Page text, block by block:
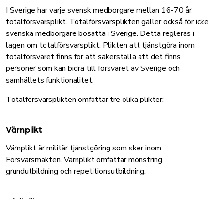
I Sverige har varje svensk medborgare mellan 16-70 år
totalförsvarsplikt. Totalförsvarsplikten gäller också för icke
svenska medborgare bosatta i Sverige. Detta regleras i
lagen om totalförsvarsplikt. Plikten att tjänstgöra inom
totalförsvaret finns för att säkerställa att det finns
personer som kan bidra till försvaret av Sverige och
samhällets funktionalitet.
Totalförsvarsplikten omfattar tre olika plikter:
Värnplikt
Värnplikt är militär tjänstgöring som sker inom
Försvarsmakten. Värnplikt omfattar mönstring,
grundutbildning och repetitionsutbildning.